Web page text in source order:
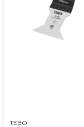
TEBO